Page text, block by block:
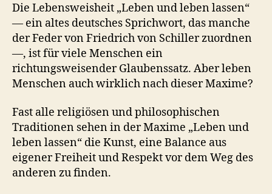
Die Lebensweisheit „Leben und leben lassen“
— ein altes deutsches Sprichwort, das manche
der Feder von Friedrich von Schiller zuordnen
—, ist für viele Menschen ein
richtungsweisender Glaubenssatz. Aber leben
Menschen auch wirklich nach dieser Maxime?
Fast alle religiösen und philosophischen
Traditionen sehen in der Maxime „Leben und
leben lassen“ die Kunst, eine Balance aus
eigener Freiheit und Respekt vor dem Weg des
anderen zu finden.